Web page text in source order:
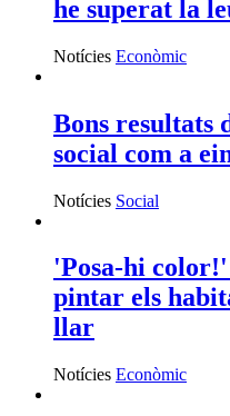
he superat la
Notícies Econòmic
Bons resultats
social com a
Notícies Social
'Posa-hi
pintar els
llar
Notícies Econòmic